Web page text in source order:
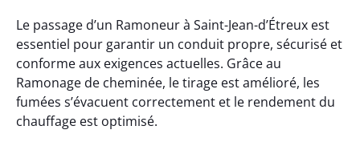
Le passage d’un Ramoneur à Saint-Jean-d’Étreux est
essentiel pour garantir un conduit propre, sécurisé et
conforme aux exigences actuelles. Grâce au
Ramonage de cheminée, le tirage est amélioré, les
fumées s’évacuent correctement et le rendement du
chauffage est optimisé.